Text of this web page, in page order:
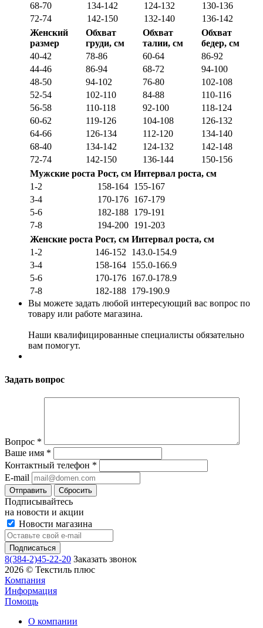
68-70
134-142 124-132
130-136
72-74
142-150 132-140
136-142
Женский
размер
Обхват
груди, см
Обхват
талии, см
Обхват
бедер, см
40-42
78-86 60-64
86-92
44-46
86-94 68-72
94-100
48-50
94-102 76-80
102-108
52-54
102-110 84-88
110-116
56-58
110-118 92-100
118-124
60-62
119-126 104-108
126-132
64-66
126-134 112-120
134-140
68-40
134-142 124-132
142-148
72-74
142-150 136-144
150-156
Мужские роста Рост, см Интервал роста, см
1-2
158-164 155-167
3-4
170-176 167-179
5-6
182-188 179-191
7-8
194-200 191-203
Женские роста Рост, см Интервал роста, см
1-2
146-152 143.0-154.9
3-4
158-164 155.0-166.9
5-6
170-176 167.0-178.9
7-8
182-188 179-190.9
Вы можете задать любой интересующий вас вопрос по
товару или работе магазина.
Наши квалифицированные специалисты обязательно
вам помогут.
Задать вопрос
Вопрос *
Ваше имя *
Контактный телефон *
E-mail
Сбросить
Подписывайтесь
на новости и акции
Новости магазина
8(384-2)45-22-20 Заказать звонок
2026 © Текстиль плюс
Компания
Информация
Помощь
О компании